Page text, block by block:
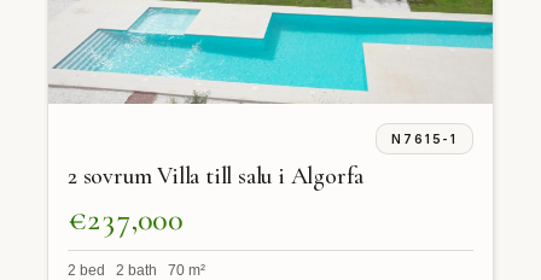
N7615-1
2 sovrum Villa till salu i Algorfa
€237,000
2 bed 2 bath 70 m²